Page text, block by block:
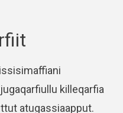
killeqarfia
atugassiaapput.